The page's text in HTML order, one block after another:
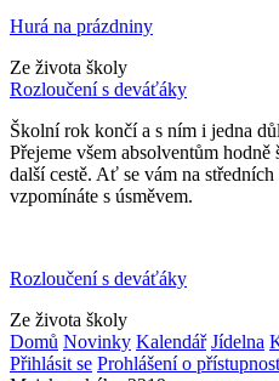
Hurá na prázdniny
Ze života školy
Rozloučení s deváťáky
Školní rok končí a s ním i jedna
Přejeme všem absolventům
další cestě. Ať se vám na
vzpomínáte s úsměvem.
Rozloučení s deváťáky
Ze života školy
Domů Novinky Kalendář Jídelna
Přihlásit se Prohlášení o